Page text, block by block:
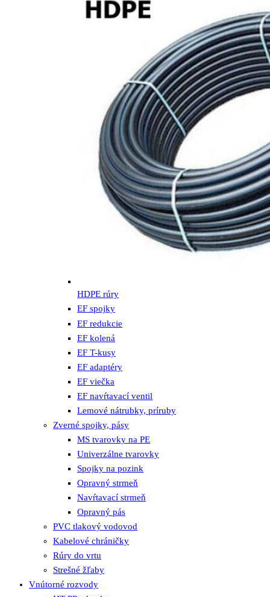
HDPE rúry
EF spojky
EF redukcie
EF kolená
EF T-kusy
EF adaptéry
EF viečka
EF navŕtavací ventil
Lemové nátrubky, príruby
Zverné spojky, pásy
MS tvarovky na PE
Univerzálne tvarovky
Spojky na pozink
Opravný strmeň
Navŕtavací strmeň
Opravný pás
PVC tlakový vodovod
Kabelové chráničky
Rúry do vrtu
Strešné žľaby
Vnútorné rozvody